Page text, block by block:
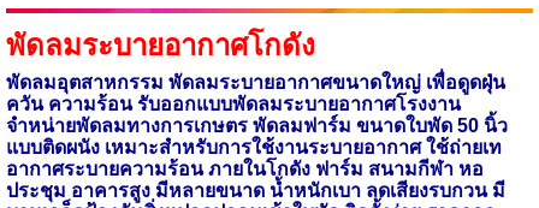
พัดลมระบายอากาศโกดัง
พัดลมอุตสาหกรรม พัดลมระบายอากาศขนาดใหญ่ เพื่อดูดฝุ่น
ควัน ความร้อน รับออกแบบพัดลมระบายอากาศโรงงาน
จำหน่ายพัดลมทางการเกษตร พัดลมฟาร์ม ขนาดใบพัด 50นิ้ว
แบบติดผนัง เหมาะสำหรับการใช้งานระบายอากาศ ใช้ถ่ายเท
อากาศระบายความร้อน ภายในโกดัง ฟาร์ม สนามกีฬาหอ
ประชุม อาคารสูง มีหลายขนาด น้ำหนักเบา ลดเสียงรบกวน มี